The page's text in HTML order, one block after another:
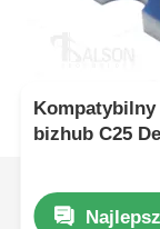
bizhub C25